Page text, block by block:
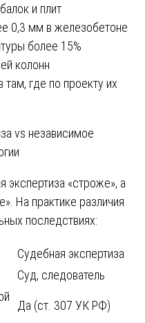
и плит
0,3 мм в железобетоне
более 15%
колонн
где по проекту их
vs независимое
экспертиза «строже», а
На практике различия
последствиях:
Судебная экспертиза
Суд, следователь
Да (ст. 307 УК РФ)